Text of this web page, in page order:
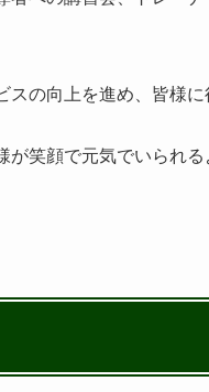
の向上を進め、皆様
が笑顔で元気でいられ